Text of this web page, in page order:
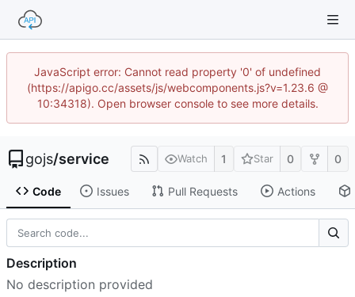
JavaScript error: Cannot read property '0' of undefined
(https://apigo.cc/assets/js/webcomponents.js?v=1.23.6 @
10:34318). Open browser console to see more details.
gojs/service Watch 1 Star 0 0
Code Issues Pull Requests Actions
Description
No description provided